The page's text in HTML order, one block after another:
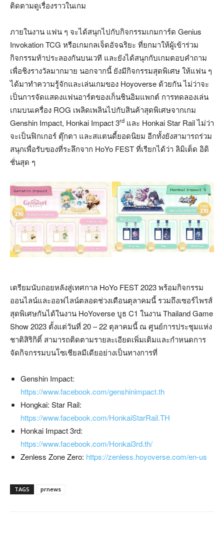
ติดตามดูเรื่องราวในเกม
ภายในงาน แฟน ๆ จะได้สนุกไปกับกิจกรรมเกมการ์ด Genius
Invokation TCG หรือเกมกลเจ็ดอัจฉริยะ ที่ยกมาให้ผู้เข้าร่วม
กิจกรรมท้าประลองกันบนเวที และยังได้สนุกกับเกมตอบคำถาม
เพื่อชิงรางวัลมากมาย นอกจากนี้ ยังมีกิจกรรมสุดพิเศษ ให้แฟน ๆ
ได้มาทำความรู้จักและเล่นเกมของ Hoyoverse ด้วยกัน ไม่ว่าจะ
เป็นการจัดแสดงแฟนอาร์ตของเก็นชินอิมแพกต์ การทดลองเล่น
เกมบนเครื่อง ROG เพลิดเพลินไปกับสินค้าสุดพิเศษจากเกม
Genshin Impact, Honkai Impact 3rd และ Honkai Star Rail ไม่ว่า
จะเป็นฟิกเกอร์ ตุ๊กตา และสแตนดี้ยอดนิยม อีกทั้งยังสามารถร่วม
สนุกเพื่อรับของที่ระลึกจาก HoYo FEST ที่เรียกได้ว่า ลิมิเต็ด อิดิ
ชั่นสุด ๆ
เตรียมนับถอยหลังสู่เทศกาล HoYo FEST 2023 พร้อมกิจกรรม
ออนไลน์และออฟไลน์ตลอดช่วงเดือนตุลาคมนี้ รวมถึงเซอร์ไพรส์
สุดพิเศษกันได้ในงาน HoYoverse บูธ C1 ในงาน Thailand Game
Show 2023 ตั้งแต่วันที่ 20 – 22 ตุลาคมนี้ ณ ศูนย์การประชุมแห่ง
ชาติสิริกิติ์ สามารถติดตามรายละเอียดเพิ่มเติมและกำหนดการ
จัดกิจกรรมบนโซเชียลมีเดียอย่างเป็นทางการที่
Genshin Impact:
https://www.facebook.com/genshinimpact.th
Hongkai: Star Rail:
https://www.facebook.com/HonkaiStarRail.TH
Honkai Impact 3rd:
https://www.facebook.com/Honkai3rd.th/
Zenless Zone Zero: https://zenless.hoyoverse.com/en-us
TAGS prnews